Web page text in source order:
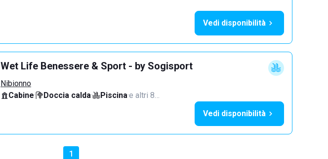
Vedi disponibilità
Wet Life Benessere & Sport - by Sogisport
Nibionno
Cabine· Doccia calda· Piscina·e altri 8…
Vedi disponibilità
1